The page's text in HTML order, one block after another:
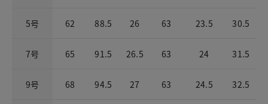
5号 62 88.5 26 63 23.5 30.5
7号 65 91.5 26.5 63 24 31.5
9号 68 94.5 27 63 24.5 32.5